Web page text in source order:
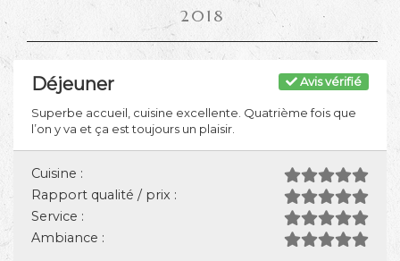
2018
Avis vérifié
Déjeuner
Superbe accueil, cuisine excellente. Quatrième fois que
l’on y va et ça est toujours un plaisir.
Cuisine :
Rapport qualité / prix :
Service :
Ambiance :